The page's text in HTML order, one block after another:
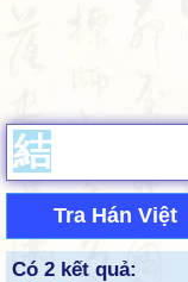
Tra Hán Việt
Có 2 kết quả: